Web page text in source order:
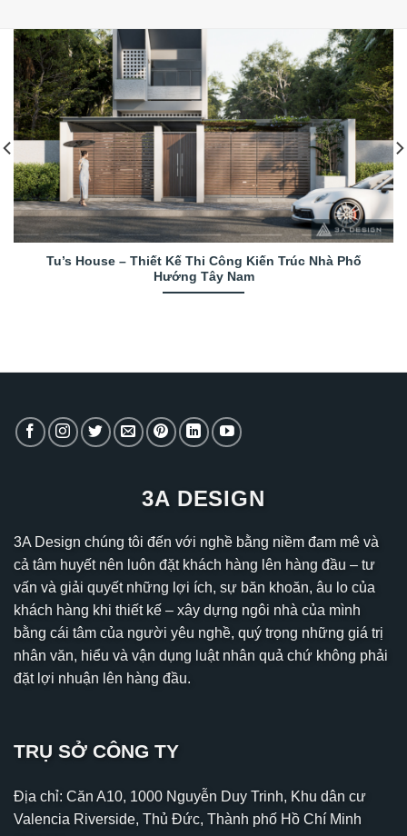
Tu’s House – Thiết Kế Thi Công Kiến Trúc Nhà Phố
Hướng Tây Nam
3A DESIGN
3A Design chúng tôi đến với nghề bằng niềm đam mê và
cả tâm huyết nên luôn đặt khách hàng lên hàng đầu – tư
vấn và giải quyết những lợi ích, sự băn khoăn, âu lo của
khách hàng khi thiết kế – xây dựng ngôi nhà của mình
bằng cái tâm của người yêu nghề, quý trọng những giá trị
nhân văn, hiểu và vận dụng luật nhân quả chứ không phải
đặt lợi nhuận lên hàng đầu.
TRỤ SỞ CÔNG TY
Địa chỉ: Căn A10, 1000 Nguyễn Duy Trinh, Khu dân cư
Valencia Riverside, Thủ Đức, Thành phố Hồ Chí Minh